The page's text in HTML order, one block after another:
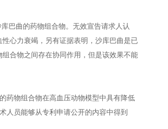
巴曲的药物组合物。无效宣告请求人认
心力衰竭，另有证据表明，沙库巴曲是已
合物之间存在协同作用，但是该效果不能
物组合物在高血压动物模型中具有降低
人员能够从专利申请公开的内容中得到